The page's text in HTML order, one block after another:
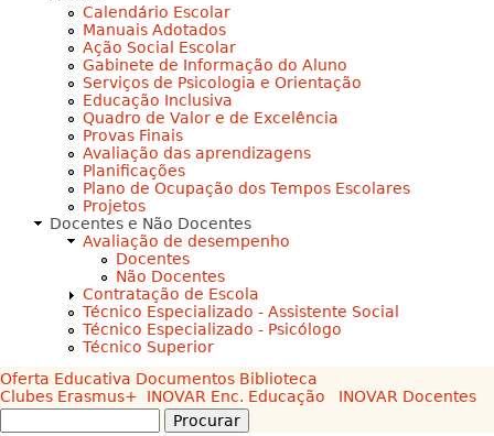
Calendário Escolar
Manuais Adotados
Ação Social Escolar
Gabinete de Informação do Aluno
Serviços de Psicologia e Orientação
Educação Inclusiva
Quadro de Valor e de Excelência
Provas Finais
Avaliação das aprendizagens
Planificações
Plano de Ocupação dos Tempos Escolares
Projetos
Docentes e Não Docentes
Avaliação de desempenho
Docentes
Não Docentes
Contratação de Escola
Técnico Especializado - Assistente Social
Técnico Especializado - Psicólogo
Técnico Superior
Oferta Educativa Documentos Biblioteca
Clubes Erasmus+ INOVAR Enc. Educação INOVAR Docentes
Formulário